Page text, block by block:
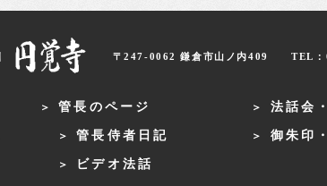
〒247-0062 鎌倉市山ノ内409TEL
管長のページ
管長侍者日記
ビデオ法話
法話会
御朱印